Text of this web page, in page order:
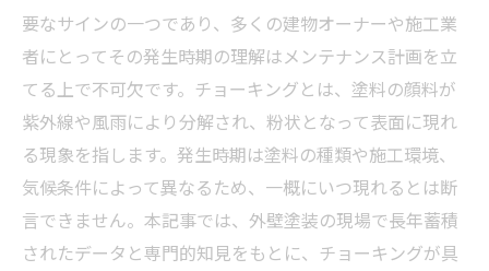
要なサインの一つであり、多くの建物オーナーや施工業
者にとってその発生時期の理解はメンテナンス計画を立
てる上で不可欠です。チョーキングとは、塗料の顔料が
紫外線や風雨により分解され、粉状となって表面に現れ
る現象を指します。発生時期は塗料の種類や施工環境、
気候条件によって異なるため、一概にいつ現れるとは断
言できません。本記事では、外壁塗装の現場で長年蓄積
されたデータと専門的知見をもとに、チョーキングが具